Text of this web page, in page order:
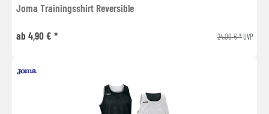
Joma Trainingsshirt Reversible
ab 4,90 € * 24,00 € *UVP